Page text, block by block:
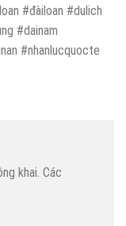
#đàiloan #dulich
#dainam
#nhanlucquocte
khai. Các